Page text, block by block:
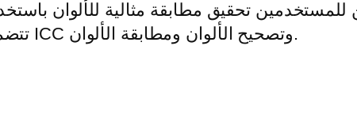
المتقدمة من Fiery. تتضمن هذه الميزات ملفات تعريف ICC وتصحيح الألوان ومطابقة الألوان.